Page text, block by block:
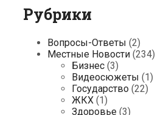
Рубрики
Вопросы-Ответы (2)
Местные Новости (234)
Бизнес (3)
Видеосюжеты (1)
Государство (22)
ЖКХ (1)
Здоровье (3)